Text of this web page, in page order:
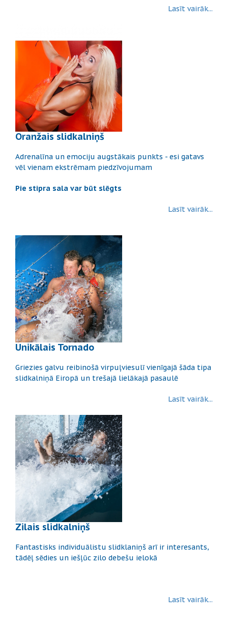
Lasīt vairāk...
Oranžais slidkalniņš
Adrenalīna un emociju augstākais punkts - esi gatavs
vēl vienam ekstrēmam piedzīvojumam
Pie stipra sala var būt slēgts
Lasīt vairāk...
Unikālais Tornado
Griezies galvu reibinošā virpuļviesulī vienīgajā šāda tipa
slidkalniņā Eiropā un trešajā lielākajā pasaulē
Lasīt vairāk...
Zilais slidkalniņš
Fantastisks individuālistu slidklaniņš arī ir interesants,
tādēļ sēdies un iešļūc zilo debešu ielokā
Lasīt vairāk...